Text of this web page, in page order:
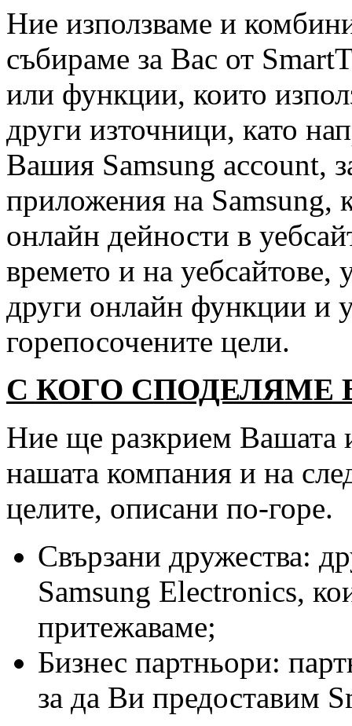
Ние използваме и
събираме за Вас от
или функции, които
други източници, като
Вашия Samsung account,
приложения на Samsung,
онлайн дейности в
времето и на уебсайтове,
други онлайн функции и
горепосочените цели.
С КОГО
Ние ще разкрием Вашата
нашата компания и на
целите, описани по-горе.
Свързани дружества:
Samsung Electronics,
притежаваме;
Бизнес партньори:
за да Ви предоставим